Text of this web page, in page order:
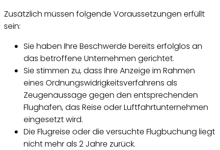
Zusätzlich müssen folgende Voraussetzungen erfüllt
sein:
Sie haben Ihre Beschwerde bereits erfolglos an
das betroffene Unternehmen gerichtet.
Sie stimmen zu, dass Ihre Anzeige im Rahmen
eines Ordnungswidrigkeitsverfahrens als
Zeugenaussage gegen den entsprechenden
Flughafen, das Reise oder Luftfahrtunternehmen
eingesetzt wird.
Die Flugreise oder die versuchte Flugbuchung liegt
nicht mehr als 2 Jahre zurück.